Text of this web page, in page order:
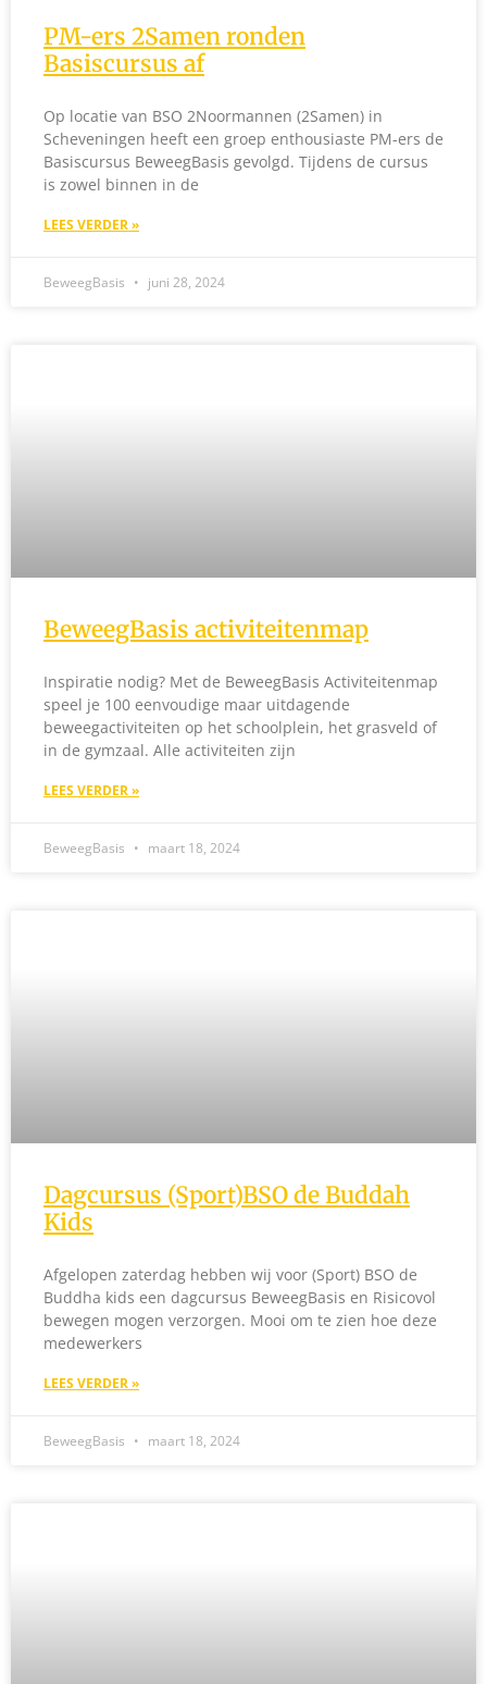
PM-ers 2Samen ronden
Basiscursus af
Op locatie van BSO 2Noormannen (2Samen) in
Scheveningen heeft een groep enthousiaste PM-ers de
Basiscursus BeweegBasis gevolgd. Tijdens de cursus
is zowel binnen in de
LEES VERDER »
BeweegBasis juni 28, 2024
BeweegBasis activiteitenmap
Inspiratie nodig? Met de BeweegBasis Activiteitenmap
speel je 100 eenvoudige maar uitdagende
beweegactiviteiten op het schoolplein, het grasveld of
in de gymzaal. Alle activiteiten zijn
LEES VERDER »
BeweegBasis maart 18, 2024
Dagcursus (Sport)BSO de Buddah
Kids
Afgelopen zaterdag hebben wij voor (Sport) BSO de
Buddha kids een dagcursus BeweegBasis en Risicovol
bewegen mogen verzorgen. Mooi om te zien hoe deze
medewerkers
LEES VERDER »
BeweegBasis maart 18, 2024